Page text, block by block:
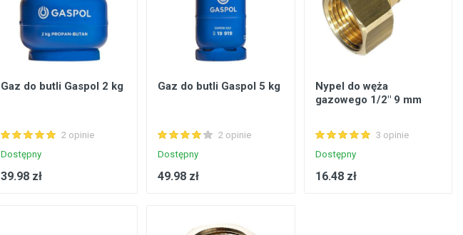
Gaz do butli Gaspol 2 kg
2 opinie
Dostępny
39.98 zł
Gaz do butli Gaspol 5 kg
2 opinie
Dostępny
49.98 zł
Nypel do węża
gazowego 1/2" 9 mm
3 opinie
Dostępny
16.48 zł